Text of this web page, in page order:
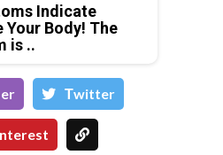
Indicate
Your Body! The
is ..
Тwitter